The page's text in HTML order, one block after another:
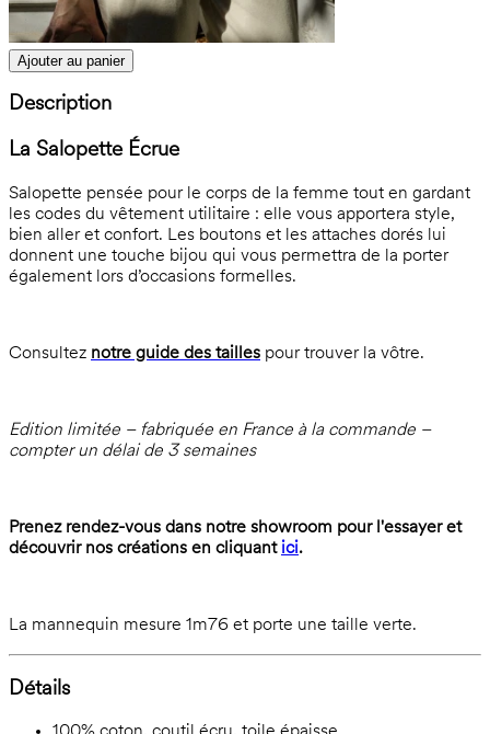
Ajouter au panier
Description
La Salopette Écrue
Salopette pensée pour le corps de la femme tout en gardant
les codes du vêtement utilitaire : elle vous apportera style,
bien aller et confort. Les boutons et les attaches dorés lui
donnent une touche bijou qui vous permettra de la porter
également lors d’occasions formelles.
Consultez notre guide des tailles pour trouver la vôtre.
Edition limitée – fabriquée en France à la commande –
compter un délai de 3 semaines
Prenez rendez-vous dans notre showroom pour l'essayer et
découvrir nos créations en cliquant ici.
La mannequin mesure 1m76 et porte une taille verte.
Détails